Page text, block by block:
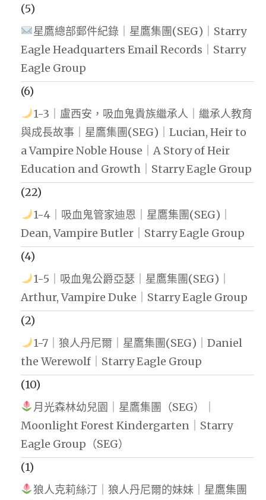
(5)
星鷹總部郵件紀錄｜星鷹集團(SEG)｜Starry
Eagle Headquarters Email Records｜Starry
Eagle Group
(6)
1-3｜盧西安，吸血鬼貴族繼承人｜繼承人教育
與成長故事｜星鷹集團(SEG)｜Lucian, Heir to
a Vampire Noble House｜A Story of Heir
Education and Growth｜Starry Eagle Group
(22)
1-4｜吸血鬼管家迪恩｜星鷹集團(SEG)｜
Dean, Vampire Butler｜Starry Eagle Group
(4)
1-5｜吸血鬼公爵亞瑟｜星鷹集團(SEG)｜
Arthur, Vampire Duke｜Starry Eagle Group
(2)
1-7｜狼人丹尼爾｜星鷹集團(SEG)｜Daniel
the Werewolf｜Starry Eagle Group
(10)
月光森林幼兒園｜星鷹集團（SEG）｜
Moonlight Forest Kindergarten｜Starry
Eagle Group（SEG）
(1)
狼人克莉絲汀｜狼人丹尼爾的妹妹｜星鷹集團